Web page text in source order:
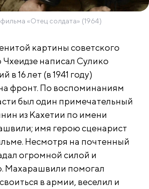
«Отец солдата» (1964)
картины советского
Чхеидзе написал Сулико
16 лет (в 1941 году)
фронт. По воспоминаниям
был один примечательный
из Кахетии по имени
имя герою сценарист
Несмотря на почтенный
огромной силой и
Махарашвили помогал
в армии, веселил и